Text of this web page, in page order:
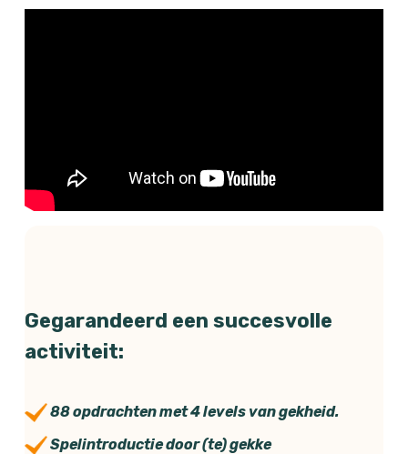
Gegarandeerd een succesvolle
activiteit:
88 opdrachten met 4 levels van gekheid.
Spelintroductie door (te) gekke